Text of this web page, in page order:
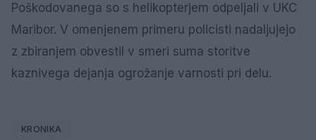
Poškodovanega so s helikopterjem odpeljali v UKC
Maribor. V omenjenem primeru policisti nadaljujejo
z zbiranjem obvestil v smeri suma storitve
kaznivega dejanja ogrožanje varnosti pri delu.
KRONIKA